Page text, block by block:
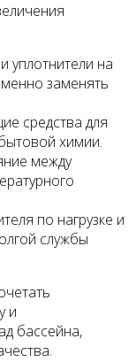
уплотнители на
заменять
средства для
химии.
между
по нагрузке и
службы
и
бассейна,